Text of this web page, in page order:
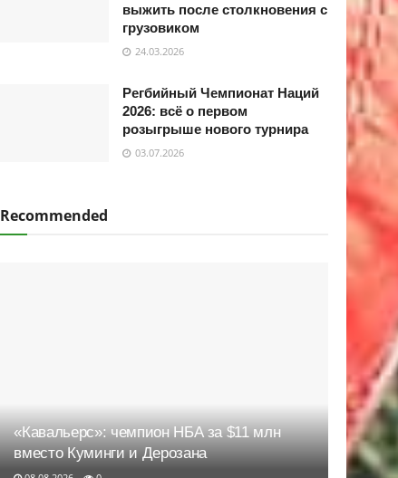
выжить после столкновения с
грузовиком
24.03.2026
Регбийный Чемпионат Наций
2026: всё о первом
розыгрыше нового турнира
03.07.2026
Recommended
«Кавальерс»: чемпион НБА за $11 млн
вместо Куминги и Дерозана